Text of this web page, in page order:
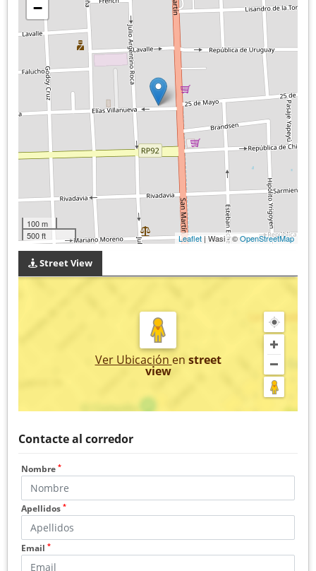
−
100 m
500 ft
Leaflet | Wasi - ©OpenStreetMap
Street View
Ver Ubicación en street
view
Contacte al corredor
Nombre *
Apellidos *
Email *